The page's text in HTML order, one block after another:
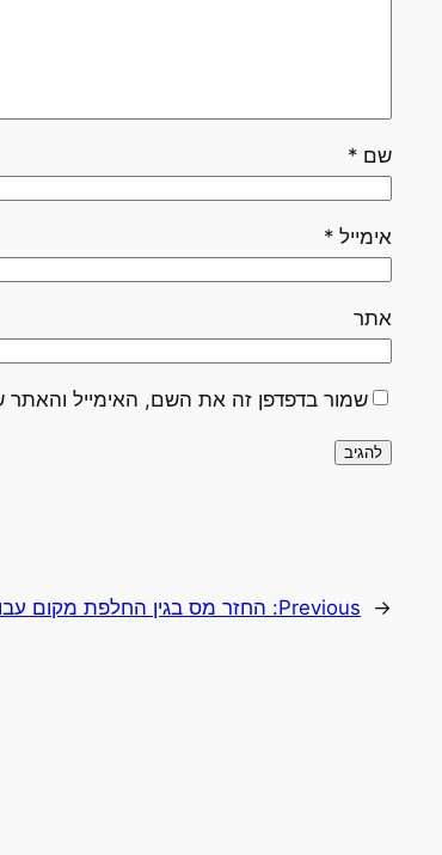
שם *
אימייל *
אתר
שמור בדפדפן זה את השם, האימייל
←
Previous: החזר מס בגין החלפת מקום